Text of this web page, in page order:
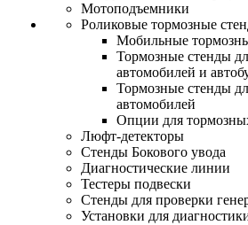
Мотоподъемники
Роликовые тормозные
Мобильные
Тормозные стенды
автомобилей и
Тормозные стенды
автомобилей
Опции для
Люфт-детекторы
Стенды Бокового увода
Диагностические линии
Тестеры подвески
Стенды для проверки
Установки для